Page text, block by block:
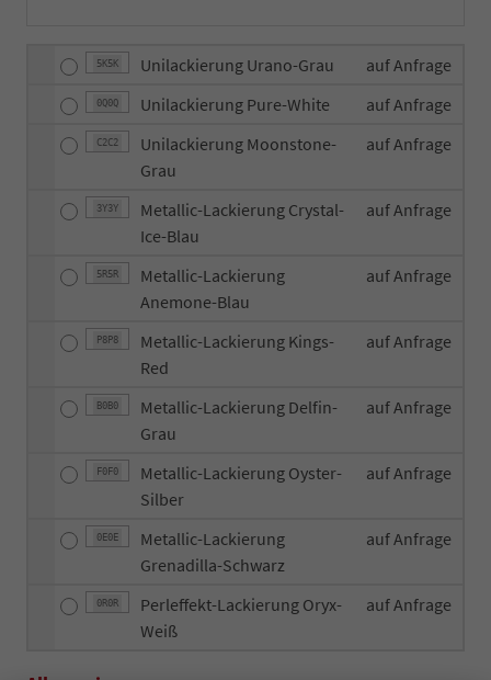
5K5K Unilackierung Urano-Grau auf Anfrage
0Q0Q Unilackierung Pure-White auf Anfrage
C2C2
Unilackierung Moonstone-
Grau
auf Anfrage
3Y3Y
Metallic-Lackierung Crystal-
Ice-Blau
auf Anfrage
5R5R
Metallic-Lackierung
Anemone-Blau
auf Anfrage
P8P8
Metallic-Lackierung Kings-
Red
auf Anfrage
B0B0
Metallic-Lackierung Delfin-
Grau
auf Anfrage
F0F0
Metallic-Lackierung Oyster-
Silber
auf Anfrage
0E0E
Metallic-Lackierung
Grenadilla-Schwarz
auf Anfrage
0R0R
Perleffekt-Lackierung Oryx-
Weiß
auf Anfrage